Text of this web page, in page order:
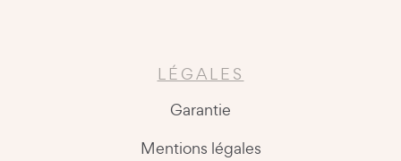
LÉGALES
Garantie
Mentions légales